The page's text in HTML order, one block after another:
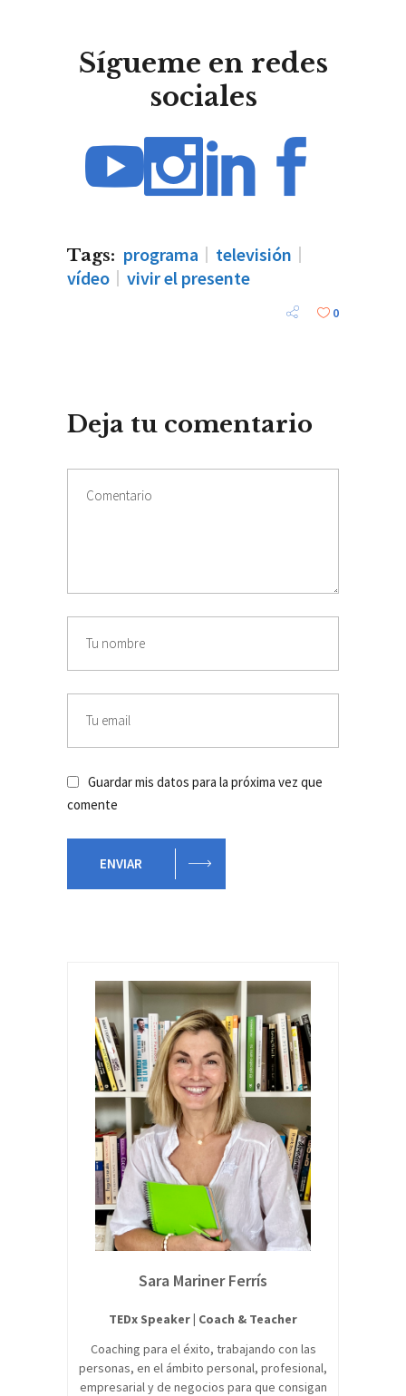
Sígueme en redes
sociales
Tags: programa
televisión
vídeo
vivir el presente
0
Deja tu comentario
Guardar mis datos para la próxima vez que
comente
ENVIAR
Sara Mariner Ferrís
TEDx Speaker | Coach & Teacher
Coaching para el éxito, trabajando con las
personas, en el ámbito personal, profesional,
empresarial y de negocios para que consigan